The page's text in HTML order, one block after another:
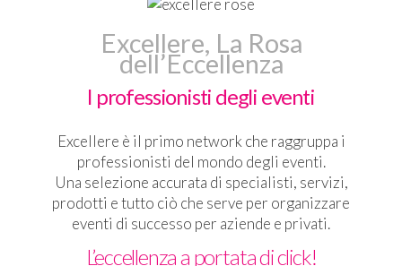
Excellere, La Rosa
dell’Eccellenza
I professionisti degli eventi
Excellere è il primo network che raggruppa i
professionisti del mondo degli eventi.
Una selezione accurata di specialisti, servizi,
prodotti e tutto ciò che serve per organizzare
eventi di successo per aziende e privati.
L’eccellenza a portata di click!